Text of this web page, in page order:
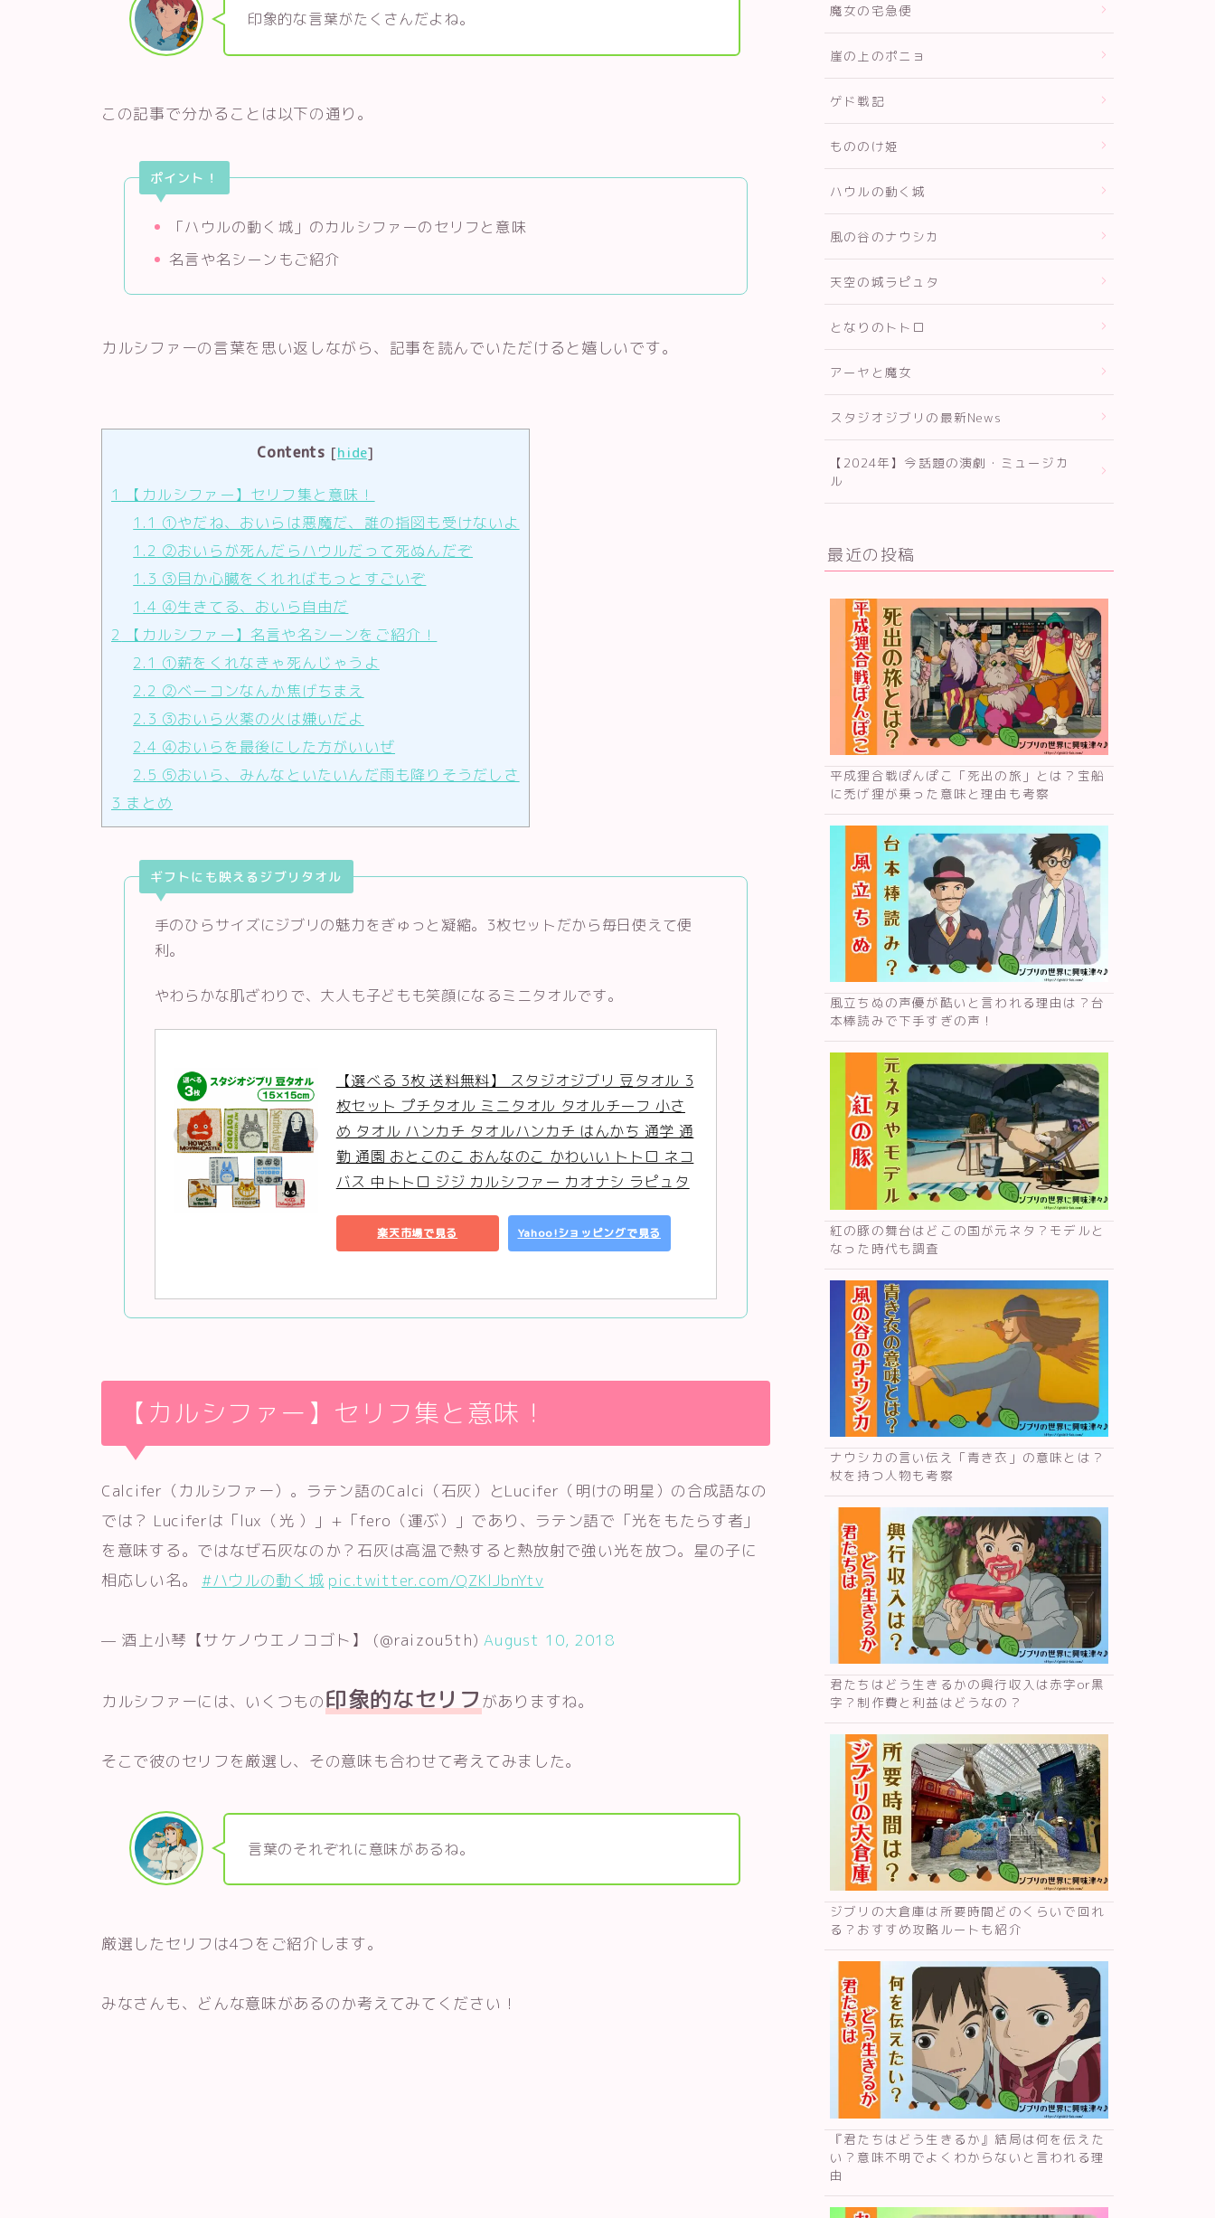
印象的な言葉がたくさんだよね。
この記事で分かることは以下の通り。
ポイント！
「ハウルの動く城」のカルシファーのセリフと意味
名言や名シーンもご紹介
カルシファーの言葉を思い返しながら、記事を読んでいただけると嬉しいです。
Contents [hide]
1
【カルシファー】セリフ集と意味！
1.1 ①やだね、おいらは悪魔だ、誰の指図も受けないよ
1.2 ②おいらが死んだらハウルだって死ぬんだぞ
1.3 ③目か心臓をくれればもっとすごいぞ
1.4 ④生きてる、おいら自由だ
2
【カルシファー】名言や名シーンをご紹介！
2.1 ①薪をくれなきゃ死んじゃうよ
2.2 ②ベーコンなんか焦げちまえ
2.3 ③おいら火薬の火は嫌いだよ
2.4 ④おいらを最後にした方がいいぜ
2.5 ⑤おいら、みんなといたいんだ雨も降りそうだしさ
3 まとめ
ギフトにも映えるジブリタオル
手のひらサイズにジブリの魅力をぎゅっと凝縮。3枚セットだから毎日使えて便
利。
やわらかな肌ざわりで、大人も子どもも笑顔になるミニタオルです。
【選べる 3枚 送料無料】 スタジオジブリ 豆タオル 3
枚セット プチタオル ミニタオル タオルチーフ 小さ
め タオル ハンカチ タオルハンカチ はんかち 通学 通
勤 通園 おとこのこ おんなのこ かわいい トトロ ネコ
バス 中トトロ ジジ カルシファー カオナシ ラピュタ
楽天市場で見る Yahoo!ショッピングで見る
【カルシファー】セリフ集と意味！
Calcifer（カルシファー）。ラテン語のCalci（石灰）とLucifer（明けの明星）の合成語なの
では？ Luciferは「lux（光 ）」+「fero（運ぶ）」であり、ラテン語で「光をもたらす者」
を意味する。ではなぜ石灰なのか？石灰は高温で熱すると熱放射で強い光を放つ。星の子に
相応しい名。 #ハウルの動く城 pic.twitter.com/QZKlJbnYtv
— 酒上小琴【サケノウエノコゴト】 (@raizou5th)August 10, 2018
カルシファーには、いくつもの印象的なセリフ がありますね。
そこで彼のセリフを厳選し、その意味も合わせて考えてみました。
言葉のそれぞれに意味があるね。
厳選したセリフは4つをご紹介します。
みなさんも、どんな意味があるのか考えてみてください！
魔女の宅急便
崖の上のポニョ
ゲド戦記
もののけ姫
ハウルの動く城
風の谷のナウシカ
天空の城ラピュタ
となりのトトロ
アーヤと魔女
スタジオジブリの最新News
【2024年】今話題の演劇・ミュージカ
ル
最近の投稿
平成狸合戦ぽんぽこ「死出の旅」とは？宝船
に禿げ狸が乗った意味と理由も考察
風立ちぬの声優が酷いと言われる理由は？台
本棒読みで下手すぎの声！
紅の豚の舞台はどこの国が元ネタ？モデルと
なった時代も調査
ナウシカの言い伝え「青き衣」の意味とは？
杖を持つ人物も考察
君たちはどう生きるかの興行収入は赤字or黒
字？制作費と利益はどうなの？
ジブリの大倉庫は所要時間どのくらいで回れ
る？おすすめ攻略ルートも紹介
『君たちはどう生きるか』結局は何を伝えた
い？意味不明でよくわからないと言われる理
由